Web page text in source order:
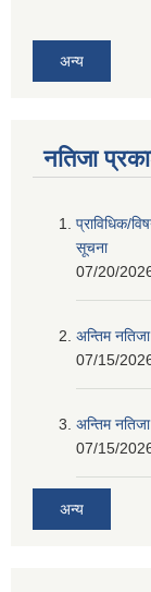
अन्य
नतिजा
प्राविधिक/
सूचना
07/20/
अन्तिम
07/15/
अन्तिम
07/15/
अन्य